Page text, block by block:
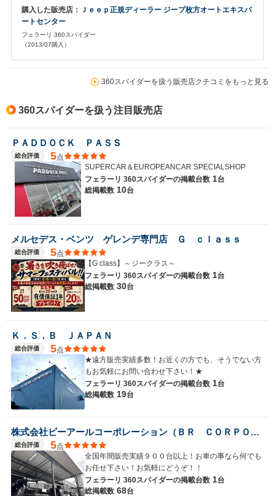
購入した販売店： Ｊｅｅｐ正規ディーラー ジープ枚方オートエキスパ
ートセンター
フェラーリ 360スパイダー
（2013/07購入）
360スパイダーを扱う販売店クチコミをもっと見る
360スパイダーを扱う注目販売店
ＰＡＤＤＯＣＫ ＰＡＳＳ
総合評価 5点
SUPERCAR＆EUROPEANCAR SPECIALSHOP
フェラーリ 360スパイダーの掲載台数 1台
総掲載数 10台
メルセデス・ベンツ ゲレンデ専門店 Ｇ ｃｌａｓｓ
総合評価 5点
【G class】～ジークラス～
フェラーリ 360スパイダーの掲載台数 1台
総掲載数 30台
Ｋ．Ｓ．Ｂ ＪＡＰＡＮ
総合評価 5点
★遠方販売実績多数！お近くの方でも、そうでない方
もお気軽にお問い合わせ下さい！★
フェラーリ 360スパイダーの掲載台数 1台
総掲載数 19台
株式会社ビーアールコーポレーション（ＢＲ ＣＯＲＰＯＲＡＴＩＯＮ）
総合評価 5点
全国年間販売実績９００台以上！お車の事なら何でも
お任せ下さい！お気軽にどうぞ！！
フェラーリ 360スパイダーの掲載台数 1台
総掲載数 68台